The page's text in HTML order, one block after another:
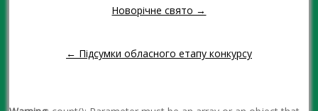
Навігація повідомленням
Новорічне свято →
← Підсумки обласного етапу конкурсу